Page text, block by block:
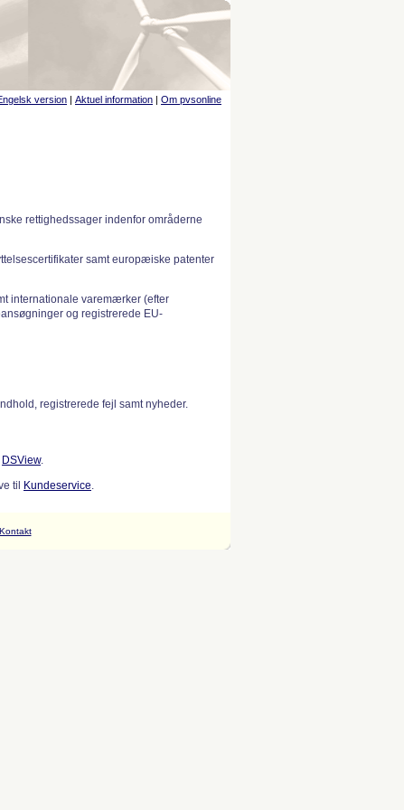
version | Aktuel information | Om pvsonline
rettighedssager indenfor områderne
samt europæiske patenter
internationale varemærker (efter
og registrerede EU-
registrerede fejl samt nyheder.
DSView.
til
Kundeservice.
Kontakt